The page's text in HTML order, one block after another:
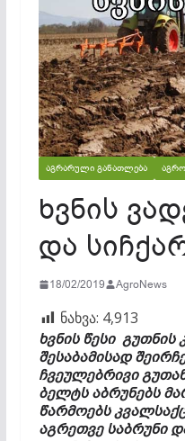
ᲐᲒᲠᲐᲠᲣᲚᲘ ᲒᲐᲜᲐᲗᲚᲔᲑᲐ
ხვნის
და
18/02/2019 AgroNews
ნახვა: 4,913
ხვნის წესი გუთნის
შესაბამისად
ჩვეულებრივი
ბელტს აბრუნებს
წარმოებს
აგრეთვე საბრუნი